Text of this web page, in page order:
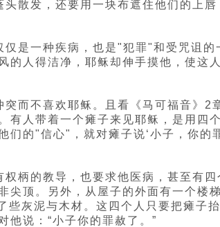
散发，还要用一块布遮住他们的上
是一种疾病，也是"犯罪"和受咒诅的
的人得洁净，耶稣却伸手摸他，使这
而不喜欢耶稣。且看《马可福音》2
人带着一个瘫子来见耶稣，是用四
的"信心"，就对瘫子说‘小子，你的
柄的教导，也要求他医病，甚至有四
顶。另外，从屋子的外面有一个楼
灰泥与木材。这四个人只要把瘫子
他说：“小子你的罪赦了。”